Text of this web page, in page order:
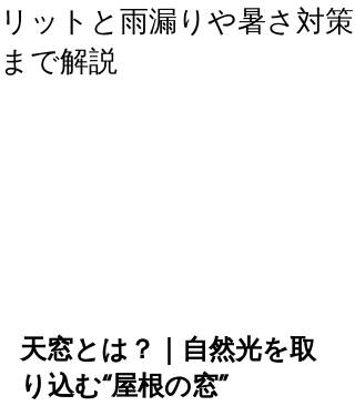
リットと雨漏りや暑さ対策
まで解説
天窓とは？｜自然光を取
り込む“屋根の窓”